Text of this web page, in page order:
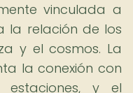
vinculada a
la relación de los
y el cosmos. La
la conexión con
estaciones, y el